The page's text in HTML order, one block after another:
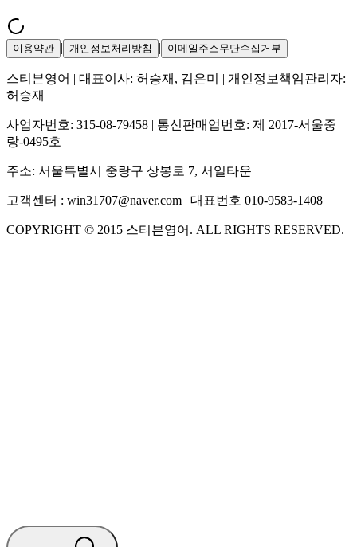
이용약관 | 개인정보처리방침 | 이메일주소무단수집거부
스티븐영어 | 대표이사: 허승재, 김은미
| 개인정보책임관리자:
허승재
사업자번호: 315-08-79458 | 통신판매업번호: 제 2017-서울중
랑-0495호
주소: 서울특별시 중랑구 상봉로 7, 서일타운
고객센터 : win31707@naver.com | 대표번호 010-9583-1408
COPYRIGHT © 2015 스티븐영어 . ALL RIGHTS RESERVED.